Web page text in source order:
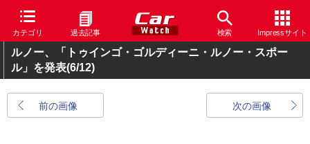
カテゴリ 過去記事 検索 Impressサイト
ルノー、「トゥインゴ・ゴルディーニ・ルノー・スポー
ル」を発表(6/12)
前の画像 次の画像